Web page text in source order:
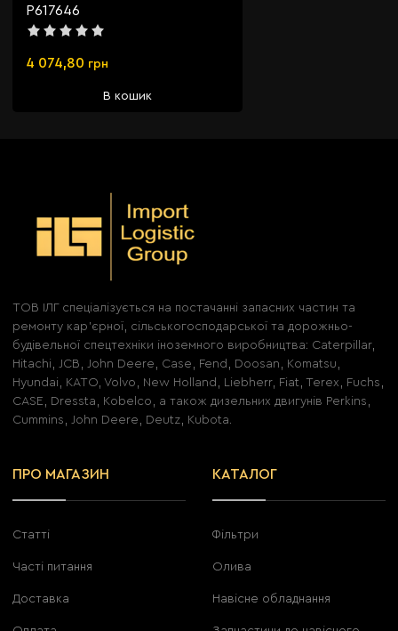
P617646
4 074,80 грн
В кошик
ТОВ ІЛГ спеціалізується на постачанні запасних частин та
ремонту кар'єрної, сільськогосподарської та дорожньо-
будівельної спецтехніки іноземного виробництва: Caterpillar,
Hitachi, JCB, John Deere, Case, Fend, Doosan, Komatsu,
Hyundai, KATO, Volvo, New Holland, Liebherr, Fiat, Terex, Fuchs,
CASE, Dressta, Kobelco, а також дизельних двигунів Perkins,
Cummins, John Deere, Deutz, Kubota.
ПРО МАГАЗИН
Статті
Часті питання
Доставка
КАТАЛОГ
Фільтри
Олива
Навісне обладнання